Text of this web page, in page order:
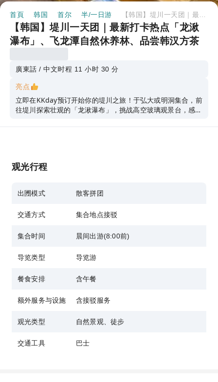
首頁 韩国 首尔 半/一日游
【韩国】堤川一天团｜最新打卡热点「龙湫
瀑布」、飞龙潭自然休养林、品尝韩汉方茶
廣東話 / 中文时程 11 小时 30 分
亮点
立即在KKday预订开始你的堤川之旅！于弘大或明洞集合，前
往堤川探索壮观的「龙湫瀑布」，挑战高空玻璃观景台，感受
的湖光山色中，享受大自然的宁静。午餐时刻，品尝自家制的
观光行程
出圑模式 散客拼团
交通方式 集合地点接驳
集合时间 晨间出游(8:00前)
导览类型 导览游
餐食安排 含午餐
额外服务与设施 含接驳服务
观光类型 自然景观、徒步
交通工具 巴士